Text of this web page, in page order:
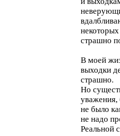
страшно
В моей
выходки
страшно.
Но
уважения,
не было
не надо
Реальной